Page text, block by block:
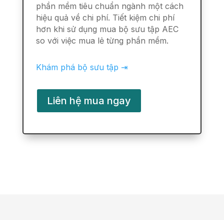
phần mềm tiêu chuẩn ngành một cách
hiệu quả về chi phí. Tiết kiệm chi phí
hơn khi sử dụng mua bộ sưu tập AEC
so với việc mua lẻ từng phần mềm.
Khám phá bộ sưu tập ⇥
Liên hệ mua ngay